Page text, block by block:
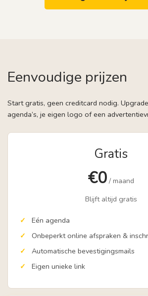
Eenvoudige prijzen
Start gratis, geen creditcard nodig.
agenda’s, je eigen logo of een
Gratis
€0 / maand
Blijft altijd gratis
Eén agenda
Onbeperkt online afspraken &
Automatische bevestigingsmails
Eigen unieke link